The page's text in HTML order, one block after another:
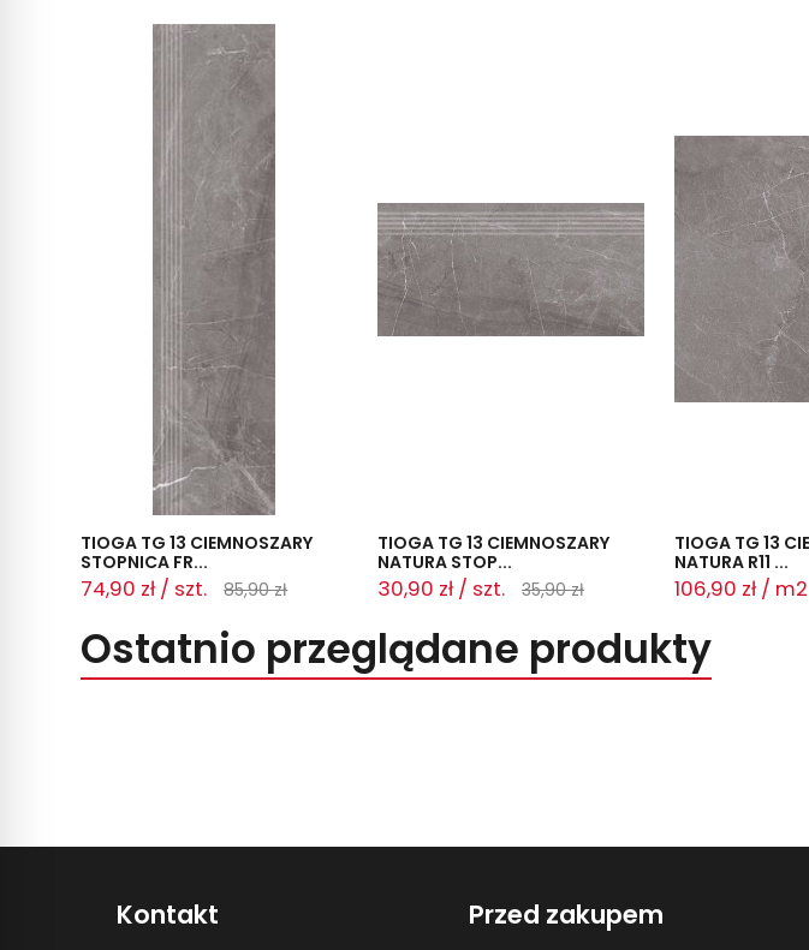
TIOGA TG 13 CIEMNOSZARY
STOPNICA FR...
74,90 zł / szt. 85,90 zł
TIOGA TG 13 CIEMNOSZARY
NATURA STOP...
30,90 zł / szt. 35,90 zł
TIOGA TG 13
NATURA R11 ...
106,90 zł / m2
Ostatnio przeglądane produkty
Kontakt Przed zakupem